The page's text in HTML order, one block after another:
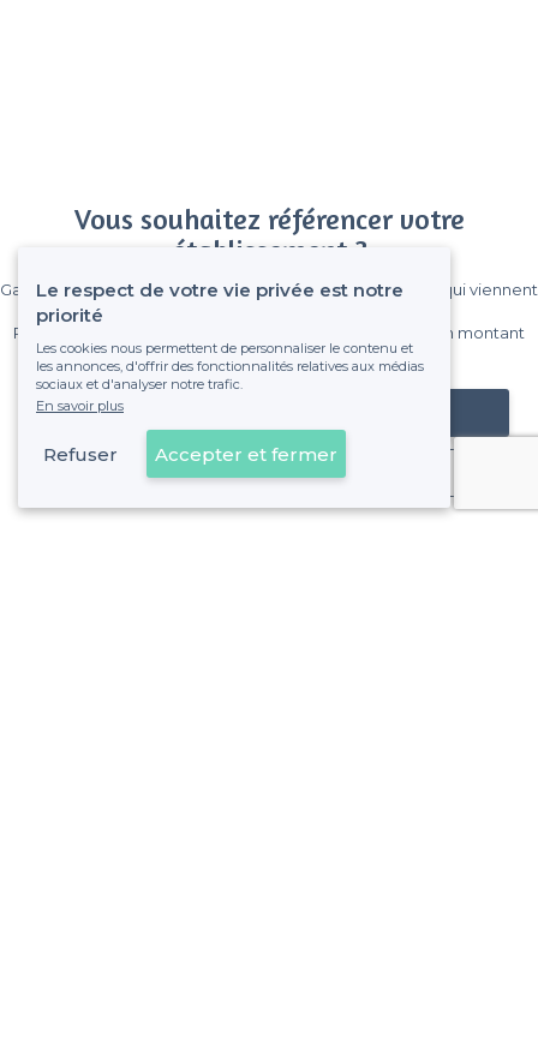
Vous souhaitez référencer votre
établissement ?
Gagnez de nombreux clients parmi le million de visiteurs qui viennent
Pas de commissions et sans engagement, vous payez un montant
fixe sans risque de voir déraper la facture.
Référencer mon établissement
Déjà client
Le respect de votre vie privée est notre
priorité
Les cookies nous permettent de personnaliser le contenu et
les annonces, d'offrir des fonctionnalités relatives aux médias
sociaux et d'analyser notre trafic.
En savoir plus
Refuser Accepter et fermer